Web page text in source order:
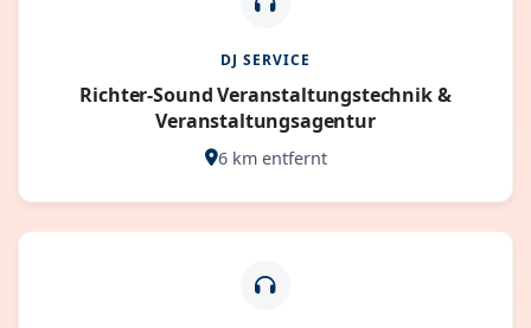
DJ SERVICE
Richter-Sound Veranstaltungstechnik &
Veranstaltungsagentur
6 km entfernt